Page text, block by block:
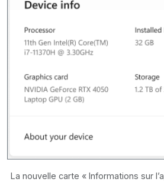
La nouvelle carte « Informations sur